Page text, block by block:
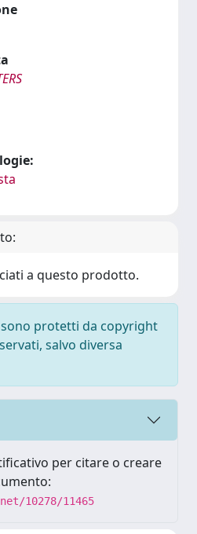
a questo prodotto.
sono protetti da copyright
salvo diversa
per citare o creare
10278/11465